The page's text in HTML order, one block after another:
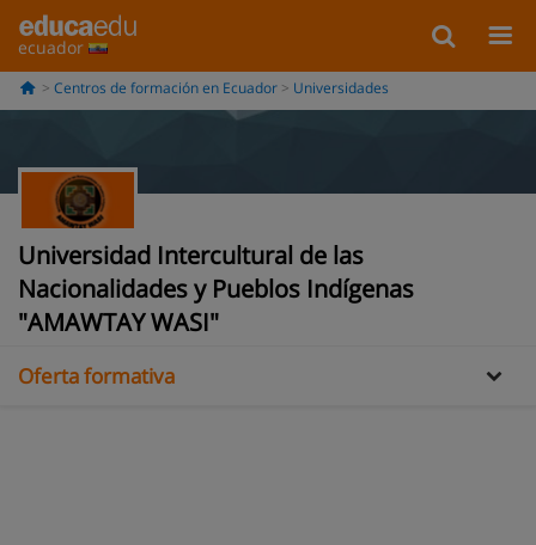
ecuador
Centros de formación en Ecuador Universidades
Universidad Intercultural de las
Nacionalidades y Pueblos Indígenas
"AMAWTAY WASI"
Información
Opiniones
Oferta formativa